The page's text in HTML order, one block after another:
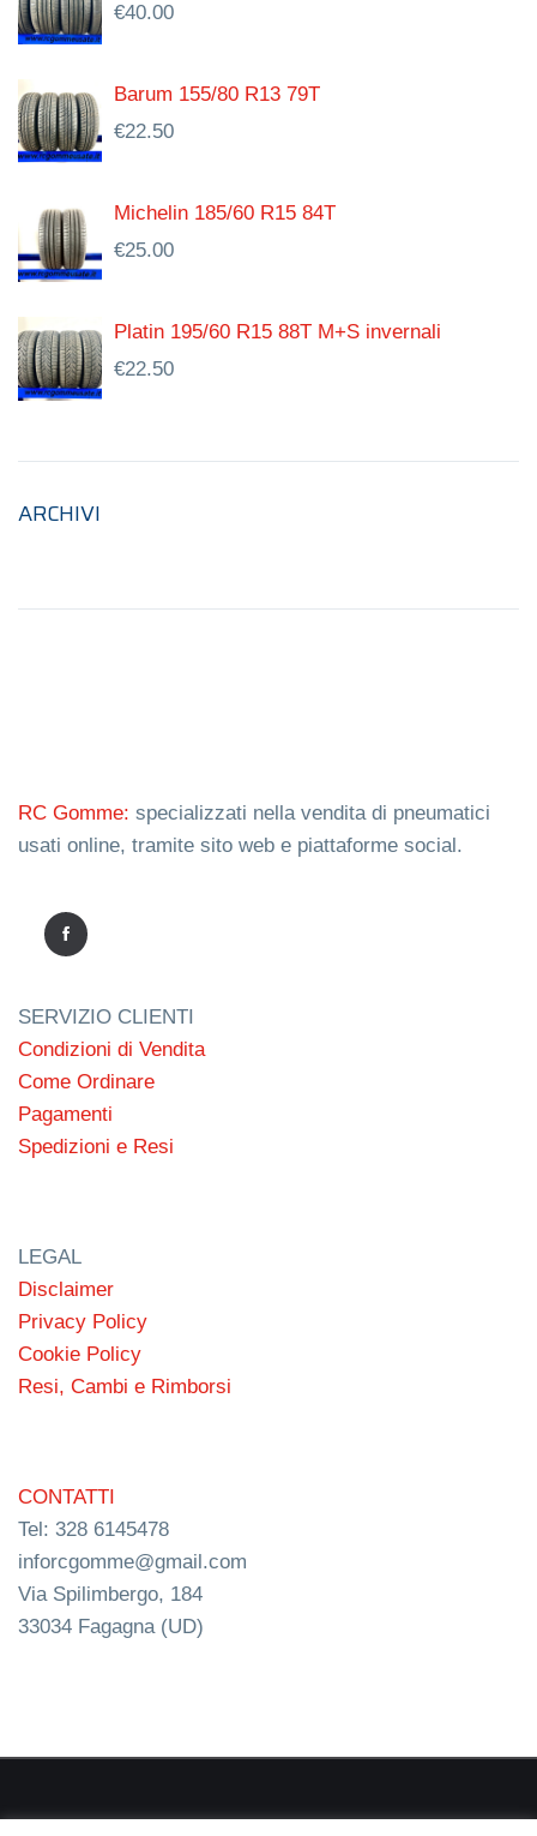
€40.00
Barum 155/80 R13 79T
€22.50
Michelin 185/60 R15 84T
€25.00
Platin 195/60 R15 88T M+S invernali
€22.50
ARCHIVI
RC Gomme: specializzati nella vendita di pneumatici
usati online, tramite sito web e piattaforme social.
SERVIZIO CLIENTI
Condizioni di Vendita
Come Ordinare
Pagamenti
Spedizioni e Resi
LEGAL
Disclaimer
Privacy Policy
Cookie Policy
Resi, Cambi e Rimborsi
CONTATTI
Tel: 328 6145478
inforcgomme@gmail.com
Via Spilimbergo, 184
33034 Fagagna (UD)